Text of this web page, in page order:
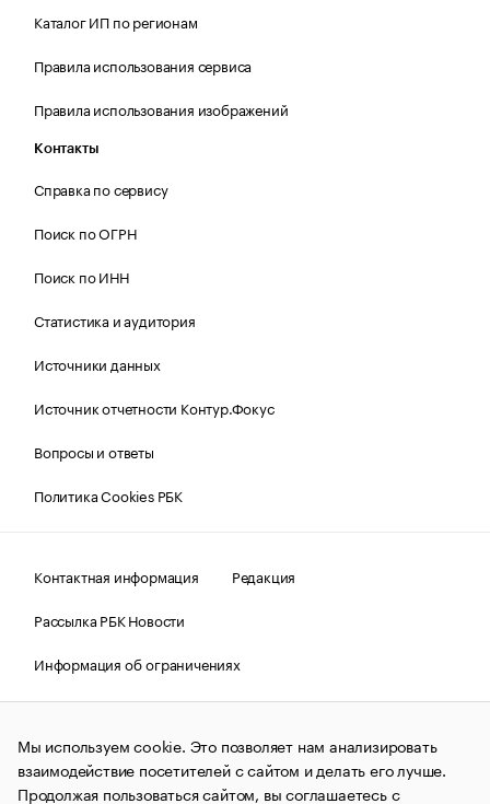
Каталог ИП по регионам
Правила использования сервиса
Правила использования изображений
Контакты
Справка по сервису
Поиск по ОГРН
Поиск по ИНН
Статистика и аудитория
Источники данных
Источник отчетности Контур.Фокус
Вопросы и ответы
Политика Cookies РБК
Контактная информация
Редакция
Рассылка РБК Новости
Информация об ограничениях
Правовая информация
О соблюдении авторских прав
© АО «РОСБИЗНЕСКОНСАЛТИНГ»,1995–2026.Сообщения
и материалы информационного агентства «РБК»
(зарегистрировано Федеральной службой по надзору в сфере
Мы используем cookie. Это позволяет нам анализировать
взаимодействие посетителей с сайтом и делать его лучше.
Продолжая пользоваться сайтом, вы соглашаетесь с